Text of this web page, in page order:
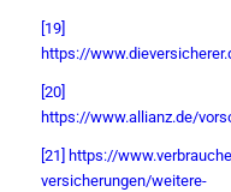
[19]
https://
[20]
https://www.allianz.de/
[21]
https://
versicherungen/weitere-